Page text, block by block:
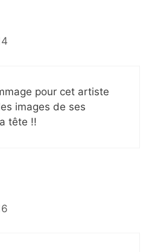
pour cet artiste
images de ses
tête !!